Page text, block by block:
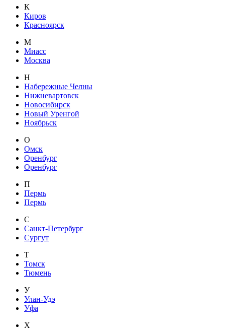
К
Киров
Красноярск
М
Миасс
Москва
Н
Набережные Челны
Нижневартовск
Новосибирск
Новый Уренгой
Ноябрьск
О
Омск
Оренбург
Оренбург
П
Пермь
Пермь
С
Санкт-Петербург
Сургут
Т
Томск
Тюмень
У
Улан-Удэ
Уфа
Х